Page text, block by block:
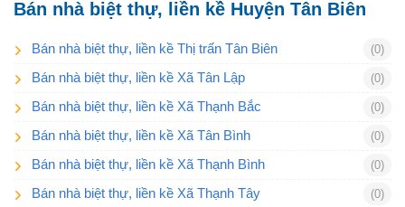
Bán nhà biệt thự, liền kề Huyện Tân Biên
Bán nhà biệt thự, liền kề Thị trấn Tân Biên (0)
Bán nhà biệt thự, liền kề Xã Tân Lập (0)
Bán nhà biệt thự, liền kề Xã Thạnh Bắc (0)
Bán nhà biệt thự, liền kề Xã Tân Bình (0)
Bán nhà biệt thự, liền kề Xã Thạnh Bình (0)
Bán nhà biệt thự, liền kề Xã Thạnh Tây (0)